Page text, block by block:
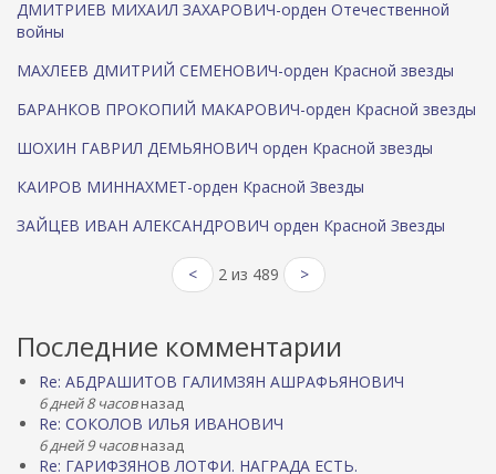
ДМИТРИЕВ МИХАИЛ ЗАХАРОВИЧ-орден Отечественной
войны
МАХЛЕЕВ ДМИТРИЙ СЕМЕНОВИЧ-орден Красной звезды
БАРАНКОВ ПРОКОПИЙ МАКАРОВИЧ-орден Красной звезды
ШОХИН ГАВРИЛ ДЕМЬЯНОВИЧ орден Красной звезды
КАИРОВ МИННАХМЕТ-орден Красной Звезды
ЗАЙЦЕВ ИВАН АЛЕКСАНДРОВИЧ орден Красной Звезды
< 2 из 489 >
Последние комментарии
Re: АБДРАШИТОВ ГАЛИМЗЯН АШРАФЬЯНОВИЧ
6 дней 8 часовназад
Re: СОКОЛОВ ИЛЬЯ ИВАНОВИЧ
6 дней 9 часовназад
Re: ГАРИФЗЯНОВ ЛОТФИ. НАГРАДА ЕСТЬ.